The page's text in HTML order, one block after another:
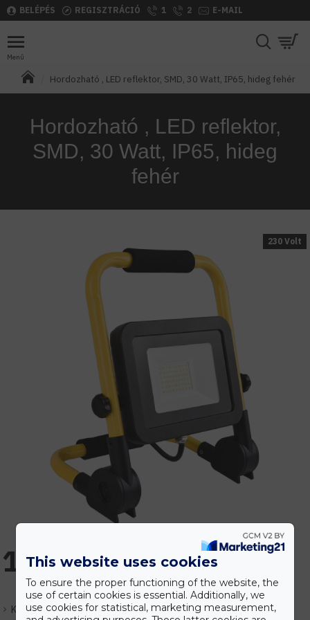
BELÉPÉS REGISZTRÁCIÓ 1 2 E-MAIL
Hordozható , LED reflektor, SMD, 30 Watt, IP65, hideg fehér
Hordozható , LED reflektor,
SMD, 30 Watt, IP65, hideg
fehér
230 Volt
Készlet: Várhatóan 1-3 nap
19.895 Ft
This website uses cookies
To ensure the proper functioning of the website, the
use of certain cookies is essential. Additionally, we
use cookies for statistical, marketing measurement,